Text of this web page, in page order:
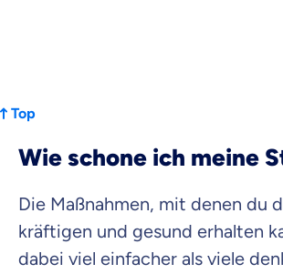
Top
Wie schone ich meine
Die Maßnahmen, mit denen du
kräftigen und gesund erhalten
dabei viel einfacher als viele